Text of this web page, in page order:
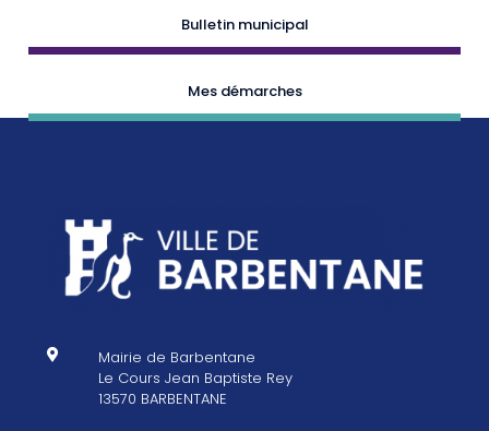
Bulletin municipal
Mes démarches

Mairie de Barbentane
Le Cours Jean Baptiste Rey
13570 BARBENTANE